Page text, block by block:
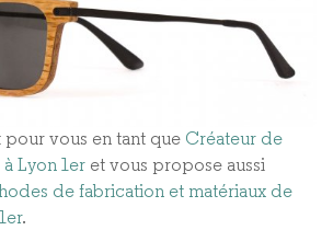
vous en tant que Créateur de
Lyon 1er et vous propose aussi
de fabrication et matériaux de
.